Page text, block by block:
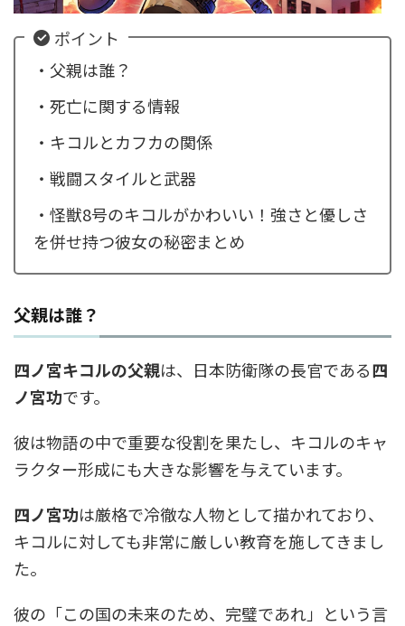
ポイント
・父親は誰？
・死亡に関する情報
・キコルとカフカの関係
・戦闘スタイルと武器
・怪獣8号のキコルがかわいい！強さと優しさ
を併せ持つ彼女の秘密まとめ
父親は誰？
四ノ宮キコルの父親は、日本防衛隊の長官である四
ノ宮功です。
彼は物語の中で重要な役割を果たし、キコルのキャ
ラクター形成にも大きな影響を与えています。
四ノ宮功は厳格で冷徹な人物として描かれており、
キコルに対しても非常に厳しい教育を施してきまし
た。
彼の「この国の未来のため、完璧であれ」という言